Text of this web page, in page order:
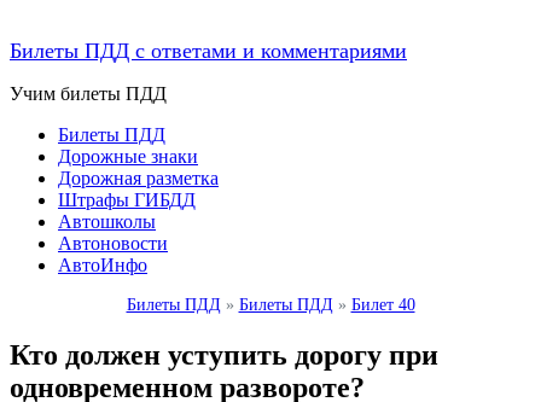
Билеты ПДД с ответами и комментариями
Учим билеты ПДД
Билеты ПДД
Дорожные знаки
Дорожная разметка
Штрафы ГИБДД
Автошколы
Автоновости
АвтоИнфо
Билеты ПДД » Билеты ПДД » Билет 40
Кто должен уступить дорогу при
одновременном развороте?